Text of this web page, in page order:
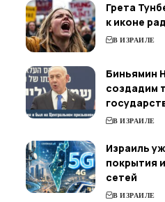
Грета
к иконе
В ИЗРАИЛЕ
Биньямин
создадим
В ИЗРАИЛЕ
Израиль
покрытия
сетей
В ИЗРАИЛЕ